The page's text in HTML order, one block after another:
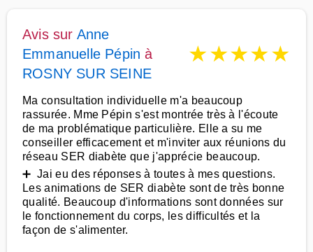
Avis sur Anne
Emmanuelle Pépin à
ROSNY SUR SEINE
★★★★★
Ma consultation individuelle m'a beaucoup
rassurée. Mme Pépin s'est montrée très à l'écoute
de ma problématique particulière. Elle a su me
conseiller efficacement et m'inviter aux réunions du
réseau SER diabète que j'apprécie beaucoup.
➕ Jai eu des réponses à toutes à mes questions.
Les animations de SER diabète sont de très bonne
qualité. Beaucoup d'informations sont données sur
le fonctionnement du corps, les difficultés et la
façon de s'alimenter.